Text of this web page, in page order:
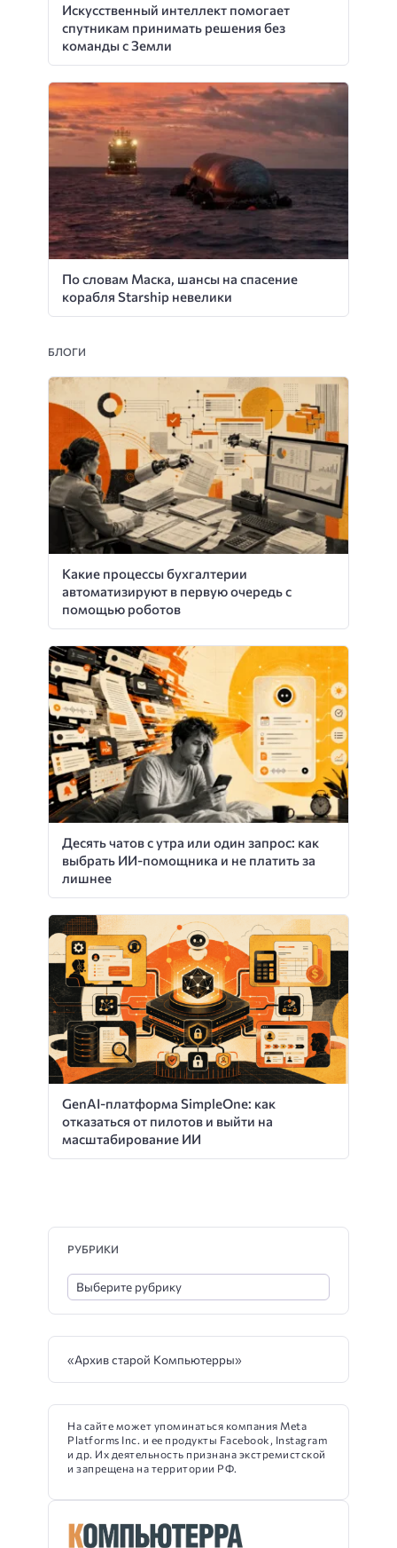
Искусственный интеллект помогает
спутникам принимать решения без
команды с Земли
По словам Маска, шансы на спасение
корабля Starship невелики
БЛОГИ
Какие процессы бухгалтерии
автоматизируют в первую очередь с
помощью роботов
Десять чатов с утра или один запрос: как
выбрать ИИ-помощника и не платить за
лишнее
GenAI-платформа SimpleOne: как
отказаться от пилотов и выйти на
масштабирование ИИ
РУБРИКИ
«Архив старой Компьютерры»
На сайте может упоминаться компания Meta
Platforms Inc. и ее продукты Facebook, Instagram
и др. Их деятельность признана экстремистской
и запрещена на территории РФ.